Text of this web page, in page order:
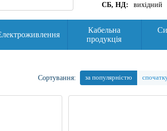
СБ, НД:
вихідний
Кабельна
продукція
Сортування: за популярністю